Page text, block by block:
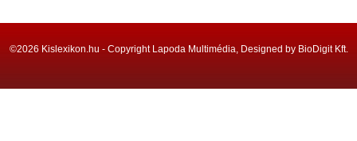
©2026 Kislexikon.hu - Copyright Lapoda Multimédia, Designed by BioDigit Kft.